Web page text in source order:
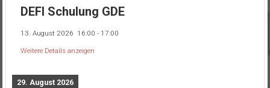
DEFI Schulung GDE
13. August 2026 16:00 - 17:00
Weitere Details anzeigen
29. August 2026